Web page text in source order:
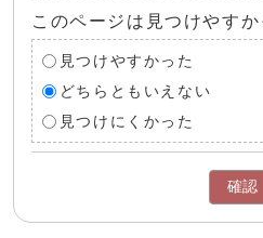
このページは見つけやすか
見つけやすかった
どちらともいえない
見つけにくかった
確認